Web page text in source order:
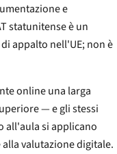
e
statunitense è un
appalto nell'UE; non è
online una larga
— e gli stessi
all'aula si applicano
valutazione digitale.